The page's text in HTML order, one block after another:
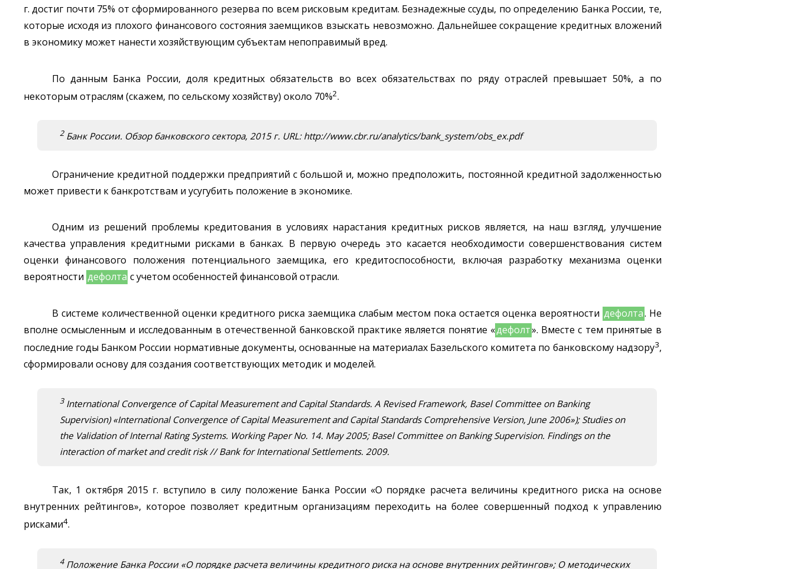
г. достиг почти 75% от сформированного резерва по всем рисковым кредитам. Безнадежные ссуды, по определению Банка России, те,
которые исходя из плохого финансового состояния заемщиков взыскать невозможно. Дальнейшее сокращение кредитных вложений
в экономику может нанести хозяйствующим субъектам непоправимый вред.
По данным Банка России, доля кредитных обязательств во всех обязательствах по ряду отраслей превышает 50%, а по
некоторым отраслям (скажем, по сельскому хозяйству) около 70%2.
2Банк России. Обзор банковского сектора, 2015 г. URL: http://www.cbr.ru/analytics/bank_system/obs_ex.pdf
Ограничение кредитной поддержки предприятий с большой и, можно предположить, постоянной кредитной задолженностью
может привести к банкротствам и усугубить положение в экономике.
Одним из решений проблемы кредитования в условиях нарастания кредитных рисков является, на наш взгляд, улучшение
качества управления кредитными рисками в банках. В первую очередь это касается необходимости совершенствования систем
оценки финансового положения потенциального заемщика, его кредитоспособности, включая разработку механизма оценки
вероятности дефолта с учетом особенностей финансовой отрасли.
В системе количественной оценки кредитного риска заемщика слабым местом пока остается оценка вероятности дефолта. Не
вполне осмысленным и исследованным в отечественной банковской практике является понятие «дефолт». Вместе с тем принятые в
последние годы Банком России нормативные документы, основанные на материалах Базельского комитета по банковскому надзору3,
сформировали основу для создания соответствующих методик и моделей.
3International Convergence of Capital Measurement and Capital Standards. A Revised Framework, Basel Committee on Banking
Supervision) «International Convergence of Capital Measurement and Capital Standards Comprehensive Version, June 2006»); Studies on
the Validation of Internal Rating Systems. Working Paper No. 14. May 2005; Basel Committee on Banking Supervision. Findings on the
interaction of market and credit risk // Bank for International Settlements. 2009.
Так, 1 октября 2015 г. вступило в силу положение Банка России «О порядке расчета величины кредитного риска на основе
внутренних рейтингов», которое позволяет кредитным организациям переходить на более совершенный подход к управлению
рисками4.
4Положение Банка России «О порядке расчета величины кредитного риска на основе внутренних рейтингов»; О методических